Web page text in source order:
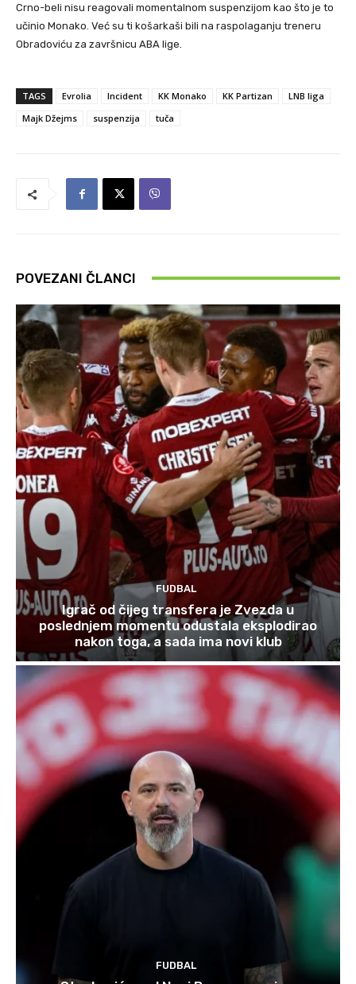
Crno-beli nisu reagovali momentalnom suspenzijom kao što je to
učinio Monako. Već su ti košarkaši bili na raspolaganju treneru
Obradoviću za završnicu ABA lige.
TAGS Evrolia Incident KK Monako KK Partizan
LNB liga
Majk Džejms
suspenzija tuča
POVEZANI ČLANCI
FUDBAL
Igrač od čijeg transfera je Zvezda u
poslednjem momentu odustala eksplodirao
nakon toga, a sada ima novi klub
FUDBAL